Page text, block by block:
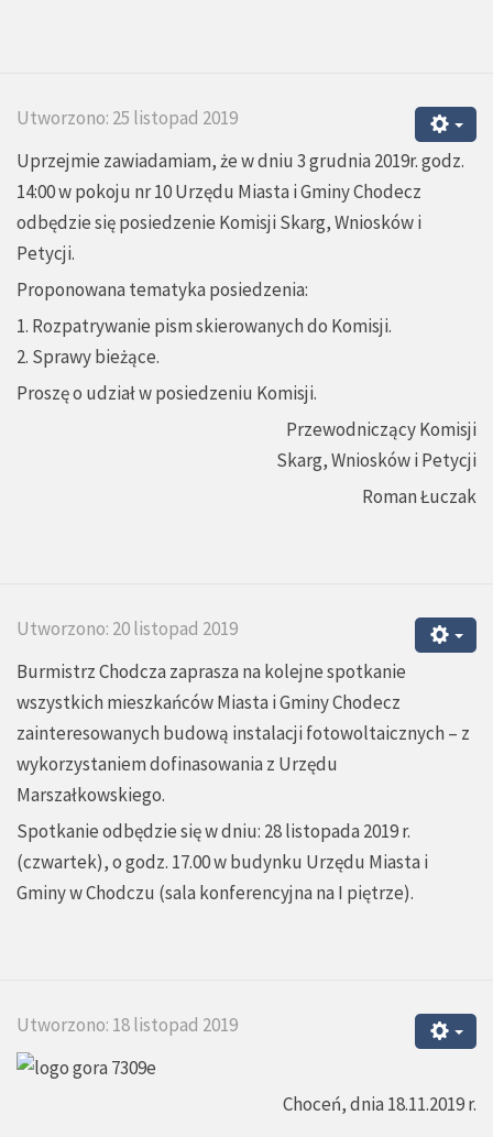
Utworzono: 25 listopad 2019
Uprzejmie zawiadamiam, że w dniu 3 grudnia 2019r. godz.
14:00 w pokoju nr 10 Urzędu Miasta i Gminy Chodecz
odbędzie się posiedzenie Komisji Skarg, Wniosków i
Petycji.
Proponowana tematyka posiedzenia:
1. Rozpatrywanie pism skierowanych do Komisji.
2. Sprawy bieżące.
Proszę o udział w posiedzeniu Komisji.
Przewodniczący Komisji
Skarg, Wniosków i Petycji
Roman Łuczak
Utworzono: 20 listopad 2019
Burmistrz Chodcza zaprasza na kolejne spotkanie
wszystkich mieszkańców Miasta i Gminy Chodecz
zainteresowanych budową instalacji fotowoltaicznych – z
wykorzystaniem dofinasowania z Urzędu
Marszałkowskiego.
Spotkanie odbędzie się w dniu: 28 listopada 2019 r.
(czwartek), o godz. 17.00 w budynku Urzędu Miasta i
Gminy w Chodczu (sala konferencyjna na I piętrze).
Utworzono: 18 listopad 2019
Choceń, dnia 18.11.2019 r.